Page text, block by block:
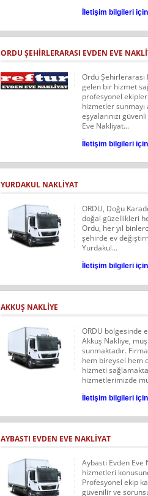
İletişim bilgileri için
ORDU ŞEHİRLERARASI EVDEN EVE
Ordu Şehirlerarası
gelen bir hizmet
profesyonel
hizmetler sunmayı
eşyalarınızı
Eve Nakliyat...
İletişim bilgileri için
YURDAKUL NAKLIYAT
ORDU, Doğu
doğal güzellikleri
Ordu, her yıl
şehirde ev
Yurdakul...
İletişim bilgileri için
AKKUŞ NAKLİYE
ORDU bölgesinde
Akkuş Nakliye,
sunmaktadır.
hem bireysel hem
hizmeti
hizmetlerimizde
İletişim bilgileri için
AYBASTI EVDEN EVE NAKLİYAT
Aybasti Evden
hizmetleri
Profesyonel ekip
güvenilir ve